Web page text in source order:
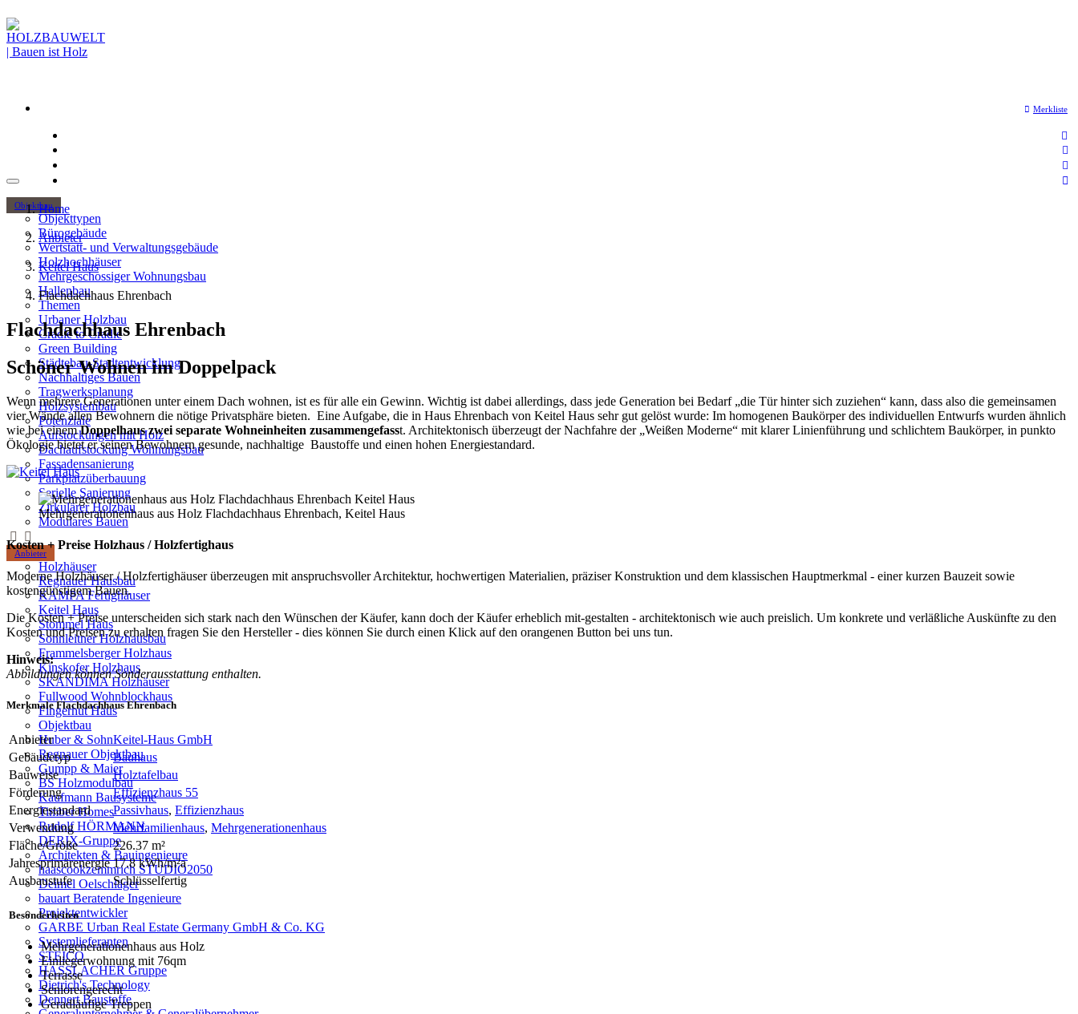
Merkliste
Objektbau
Objekttypen
Bürogebäude
Wertstatt- und Verwaltungsgebäude
Holzhochhäuser
Mehrgeschossiger Wohnungsbau
Hallenbau
Themen
Urbaner Holzbau
Cradle to Cradle
Green Building
Städtebau-Stadtentwicklung
Nachhaltiges Bauen
Tragwerksplanung
Holzsystembau
Potenziale
Aufstockungen mit Holz
Dachaufstockung Wohnungsbau
Fassadensanierung
Parkplatzüberbauung
Serielle Sanierung
Zirkulärer Holzbau
Modulares Bauen
Anbieter
Holzhäuser
Regnauer Hausbau
KAMPA Fertighäuser
Keitel Haus
Stommel Haus
Sonnleitner Holzhausbau
Frammelsberger Holzhaus
Kinskofer Holzhaus
SKANDIMA Holzhäuser
Fullwood Wohnblockhaus
Fingerhut Haus
Objektbau
Huber & Sohn
Regnauer Objektbau
Gumpp & Maier
BS Holzmodulbau
Kaufmann Bausysteme
Timber Homes
Rudolf HÖRMANN
DERIX-Gruppe
Architekten & Bauingenieure
haascookzemmrich STUDIO2050
Deimel Oelschläger
bauart Beratende Ingenieure
Projektentwickler
GARBE Urban Real Estate Germany GmbH & Co. KG
Systemlieferanten
STEICO
HASSLACHER Gruppe
Dietrich's Technology
Dennert Baustoffe
Home
Anbieter
Keitel Haus
Flachdachhaus Ehrenbach
Flachdachhaus Ehrenbach
Schöner Wohnen im Doppelpack
Wenn mehrere Generationen unter einem Dach wohnen, ist es für alle ein Gewinn. Wichtig ist dabei allerdings, dass jede Generation bei Bedarf „die Tür hinter sich zuziehen“ kann, dass also die gemeinsamen
vier Wände allen Bewohnern die nötige Privatsphäre bieten. Eine Aufgabe, die in Haus Ehrenbach von Keitel Haus sehr gut gelöst wurde: Im homogenen Baukörper des individuellen Entwurfs wurden ähnlich
wie bei einemDoppelhaus zwei separate Wohneinheiten zusammengefasst. Architektonisch überzeugt der Nachfahre der „Weißen Moderne“ mit klarer Linienführung und schlichtem Baukörper, in punkto
Ökologie bietet er seinen Bewohnern gesunde, nachhaltige Baustoffe und einen hohen Energiestandard.
Mehrgenerationenhaus aus Holz Flachdachhaus Ehrenbach, Keitel Haus
Kosten + Preise Holzhaus / Holzfertighaus
Moderne Holzhäuser / Holzfertighäuser überzeugen mit anspruchsvoller Architektur, hochwertigen Materialien, präziser Konstruktion und dem klassischen Hauptmerkmal - einer kurzen Bauzeit sowie
kostengünstigem Bauen.
Die Kosten + Preise unterscheiden sich stark nach den Wünschen der Käufer, kann doch der Käufer erheblich mit-gestalten - architektonisch wie auch preislich. Um konkrete und verläßliche Auskünfte zu den
Kosten und Preisen zu erhalten fragen Sie den Hersteller - dies können Sie durch einen Klick auf den orangenen Button bei uns tun.
Hinweis:
Abbildungen können Sonderausstattung enthalten.
Merkmale Flachdachhaus Ehrenbach
Anbieter
Keitel-Haus GmbH
Gebäudetyp
Bauhaus
Bauweise
Holztafelbau
Förderung
Effizienzhaus 55
Energiestandard
Passivhaus, Effizienzhaus
Verwendung
Mehrfamilienhaus, Mehrgenerationenhaus
Fläche/Größe
226.37 m²
Jahresprimärenergie 17.8 kWh/m²a
Ausbaustufe
Schlüsselfertig
Besonderheiten
Mehrgenerationenhaus aus Holz
Einliegerwohnung mit 76qm
Terrasse
Seniorengerecht
Geradläufige Treppen